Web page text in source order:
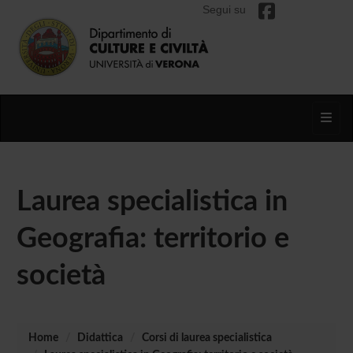
Segui su
Laurea specialistica in
Geografia: territorio e
società
Home Didattica
Corsi di laurea specialistica